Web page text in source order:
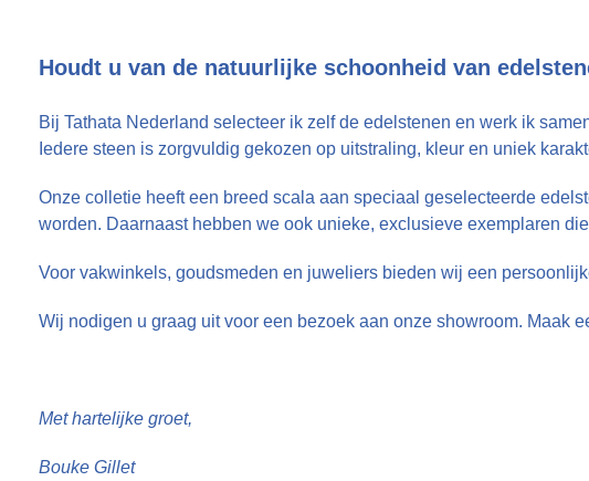
Houdt u van de natuurlijke schoonheid van
Bij Tathata Nederland selecteer ik zelf de edelstenen en werk ik
Iedere steen is zorgvuldig gekozen op uitstraling, kleur en uniek
Onze colletie heeft een breed scala aan speciaal geselecteerde
worden. Daarnaast hebben we ook unieke, exclusieve exemplaren
Voor vakwinkels, goudsmeden en juweliers bieden wij een
Wij nodigen u graag uit voor een bezoek aan onze showroom. Maak
Met hartelijke groet,
Bouke Gillet